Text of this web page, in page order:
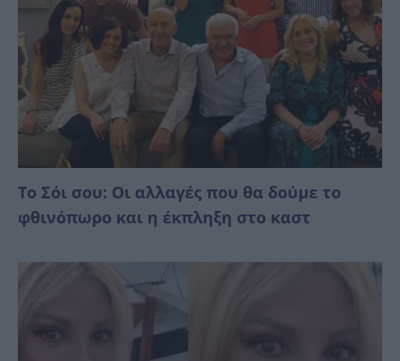
Το Σόι σου: Οι αλλαγές που θα δούμε το
φθινόπωρο και η έκπληξη στο καστ